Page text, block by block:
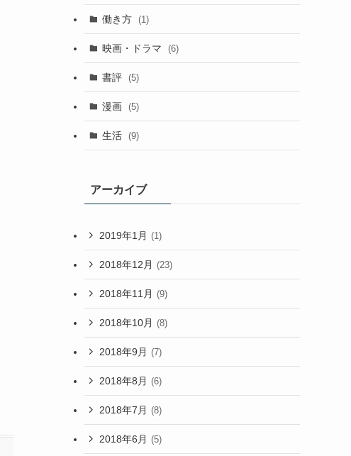
働き方 (1)
映画・ドラマ (6)
書評 (5)
漫画 (5)
生活 (9)
アーカイブ
2019年1月 (1)
2018年12月 (23)
2018年11月 (9)
2018年10月 (8)
2018年9月 (7)
2018年8月 (6)
2018年7月 (8)
2018年6月 (5)